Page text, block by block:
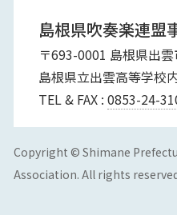
島根県吹奏楽連盟
〒693-0001 島根県出
島根県立出雲高等学校
TEL & FAX : 0853-24-
Copyright © Shimane
Association. All rights